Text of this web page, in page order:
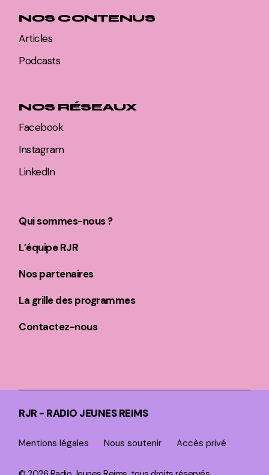
NOS CONTENUS
Articles
Podcasts
NOS RÉSEAUX
Facebook
Instagram
LinkedIn
Qui sommes-nous ?
L’équipe RJR
Nos partenaires
La grille des programmes
Contactez-nous
RJR - RADIO JEUNES REIMS
Mentions légales Nous soutenir Accès privé